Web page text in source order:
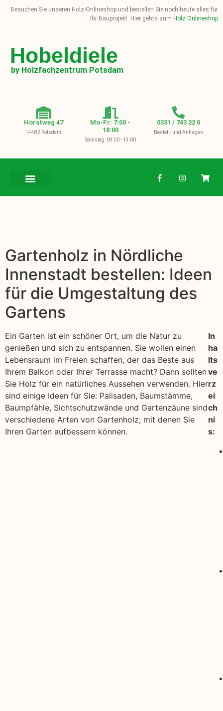
Besuchen Sie unseren Holz-Onlineshop und bestellen Sie noch heute alles für
Ihr Bauprojekt. Hier gehts zum Holz Onlineshop
Hobeldiele
by Holzfachzentrum Potsdam
Horstweg 47
14482 Potsdam
Mo-Fr: 7:00 -
18:00
Samstag: 09:00 - 13:00
0331 / 743 22 0
Bestell- und Anfragen
Gartenholz in Nördliche
Innenstadt bestellen: Ideen
für die Umgestaltung des
Gartens
Ein Garten ist ein schöner Ort, um die Natur zu
genießen und sich zu entspannen. Sie wollen einen
Lebensraum im Freien schaffen, der das Beste aus
Ihrem Balkon oder Ihrer Terrasse macht? Dann sollten
Sie Holz für ein natürliches Aussehen verwenden. Hier
sind einige Ideen für Sie: Palisaden, Baumstämme,
Baumpfähle, Sichtschutzwände und Gartenzäune sind
verschiedene Arten von Gartenholz, mit denen Sie
Ihren Garten aufbessern können.
In
ha
lts
ve
rz
ei
ch
ni
s: